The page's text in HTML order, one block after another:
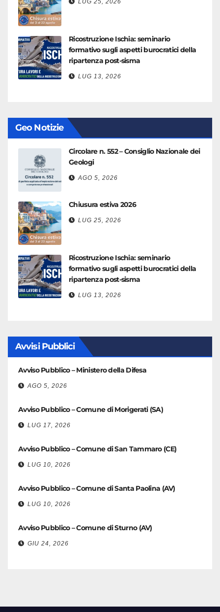
LUG 25, 2026
Ricostruzione Ischia: seminario
formativo sugli aspetti burocratici della
ripartenza post-sisma
LUG 13, 2026
Geo Notizie
Circolare n. 552 – Consiglio Nazionale dei
Geologi
AGO 5, 2026
Chiusura estiva 2026
LUG 25, 2026
Ricostruzione Ischia: seminario
formativo sugli aspetti burocratici della
ripartenza post-sisma
LUG 13, 2026
Avvisi Pubblici
Avviso Pubblico – Ministero della Difesa
AGO 5, 2026
Avviso Pubblico – Comune di Morigerati (SA)
LUG 17, 2026
Avviso Pubblico – Comune di San Tammaro (CE)
LUG 10, 2026
Avviso Pubblico – Comune di Santa Paolina (AV)
LUG 10, 2026
Avviso Pubblico – Comune di Sturno (AV)
GIU 24, 2026